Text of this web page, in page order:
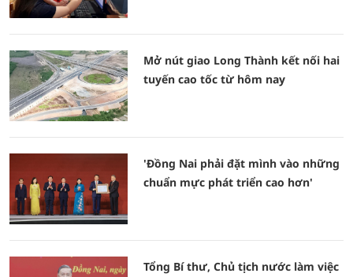
Mở nút giao Long Thành kết nối hai
tuyến cao tốc từ hôm nay
'Đồng Nai phải đặt mình vào những
chuẩn mực phát triển cao hơn'
Tổng Bí thư, Chủ tịch nước làm việc